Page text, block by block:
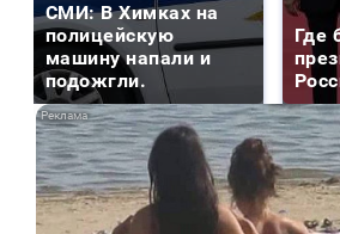
СМИ: В Химках на
полицейскую
машину напали и
подожгли.
Где